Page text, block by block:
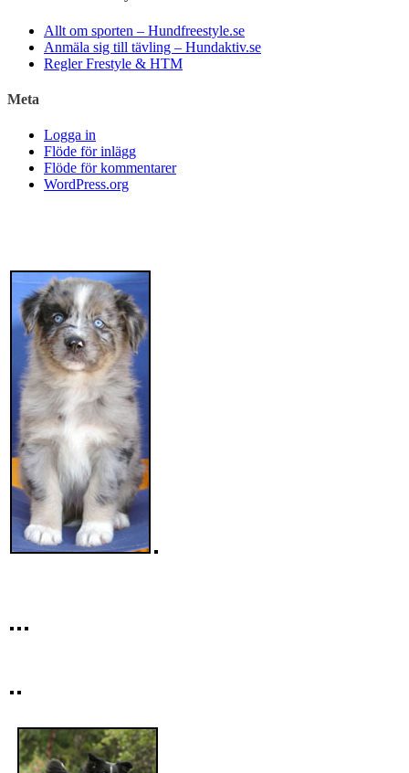
Allt om sporten – Hundfreestyle.se
Anmäla sig till tävling – Hundaktiv.se
Regler Frestyle & HTM
Meta
Logga in
Flöde för inlägg
Flöde för kommentarer
WordPress.org